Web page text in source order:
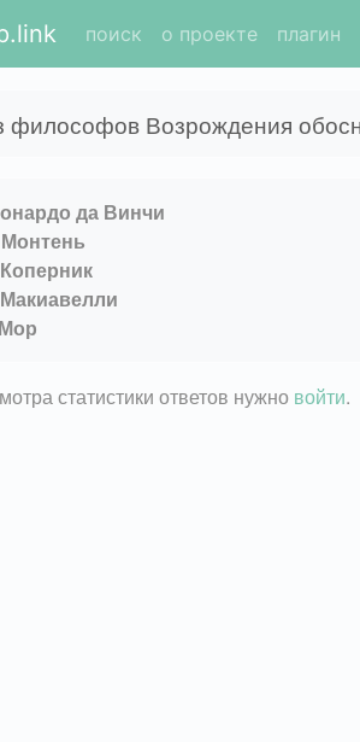
поиск о проекте плагин
философов Возрождения
да Винчи
статистики ответов нужно войти.